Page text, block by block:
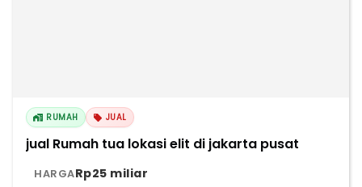
RUMAH JUAL
jual Rumah tua lokasi elit di jakarta pusat
HARGARp25 miliar